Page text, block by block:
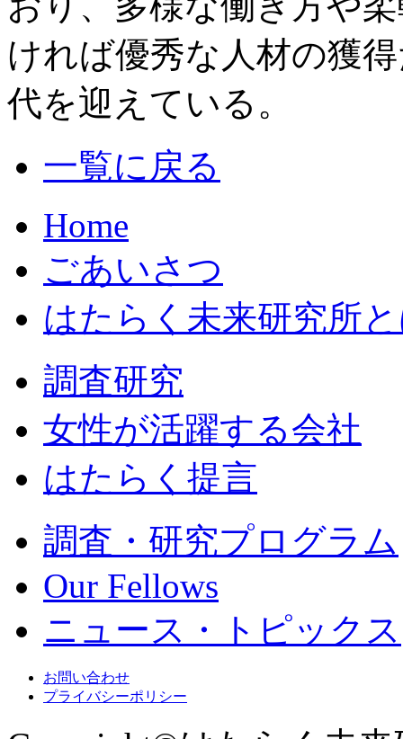
ければ優秀な人材の獲
代を迎えている。
一覧に戻る
Home
ごあいさつ
はたらく未来研究所
調査研究
女性が活躍する会社
はたらく提言
調査・研究プログラム
Our Fellows
ニュース・トピックス
お問い合わせ
プライバシーポリシー